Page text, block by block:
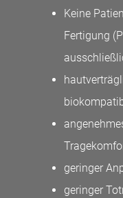
Keine
Fertigung
geringer
geringer